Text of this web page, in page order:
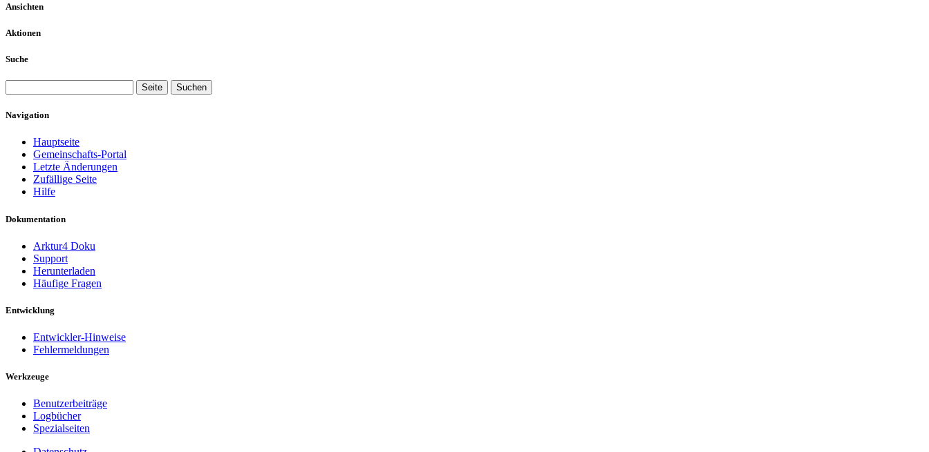
Ansichten
Aktionen
Suche
Navigation
Hauptseite
Gemeinschafts-Portal
Letzte Änderungen
Zufällige Seite
Hilfe
Dokumentation
Arktur4 Doku
Support
Herunterladen
Häufige Fragen
Entwicklung
Entwickler-Hinweise
Fehlermeldungen
Werkzeuge
Benutzerbeiträge
Logbücher
Spezialseiten